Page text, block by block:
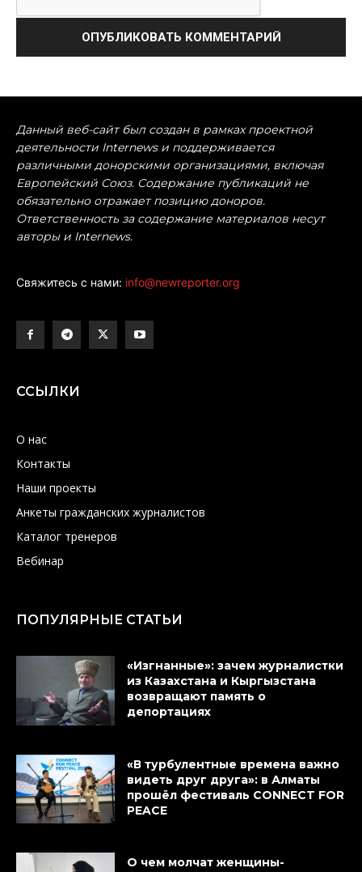
Данный веб-сайт был создан в рамках проектной
деятельности Internews и поддерживается
различными донорскими организациями, включая
Европейский Союз. Содержание публикаций не
обязательно отражает позицию доноров.
Ответственность за содержание материалов несут
авторы и Internews.
Свяжитесь с нами: info@newreporter.org
ССЫЛКИ
О нас
Контакты
Наши проекты
Анкеты гражданских журналистов
Каталог тренеров
Вебинар
ПОПУЛЯРНЫЕ СТАТЬИ
«Изгнанные»: зачем журналистки
из Казахстана и Кыргызстана
возвращают память о
депортациях
«В турбулентные времена важно
видеть друг друга»: в Алматы
прошёл фестиваль CONNECT FOR
PEACE
О чем молчат женщины-